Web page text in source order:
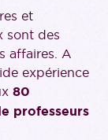
et
sont des
affaires. A
expérience
80
professeurs